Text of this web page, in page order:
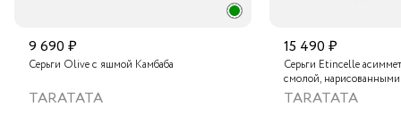
9 690 ₽
Серьги Olive с яшмой Камбаба
TARATATA
15 490 ₽
Серьги Etincelle
смолой,
слюдяным порошком,
тонированным
TARATATA